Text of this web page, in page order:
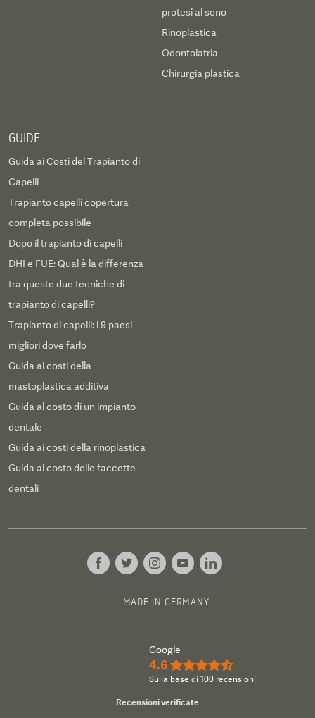
protesi al seno
Rinoplastica
Odontoiatria
Chirurgia plastica
GUIDE
Guida ai Costi del Trapianto di
Capelli
Trapianto capelli copertura
completa possibile
Dopo il trapianto di capelli
DHI e FUE: Qual è la differenza
tra queste due tecniche di
trapianto di capelli?
Trapianto di capelli: i 9 paesi
migliori dove farlo
Guida ai costi della
mastoplastica additiva
Guida al costo di un impianto
dentale
Guida ai costi della rinoplastica
Guida al costo delle faccette
dentali
MADE IN GERMANY
Google
4.6 ★★★★½
Sulla base di 100 recensioni
Recensioni verificate